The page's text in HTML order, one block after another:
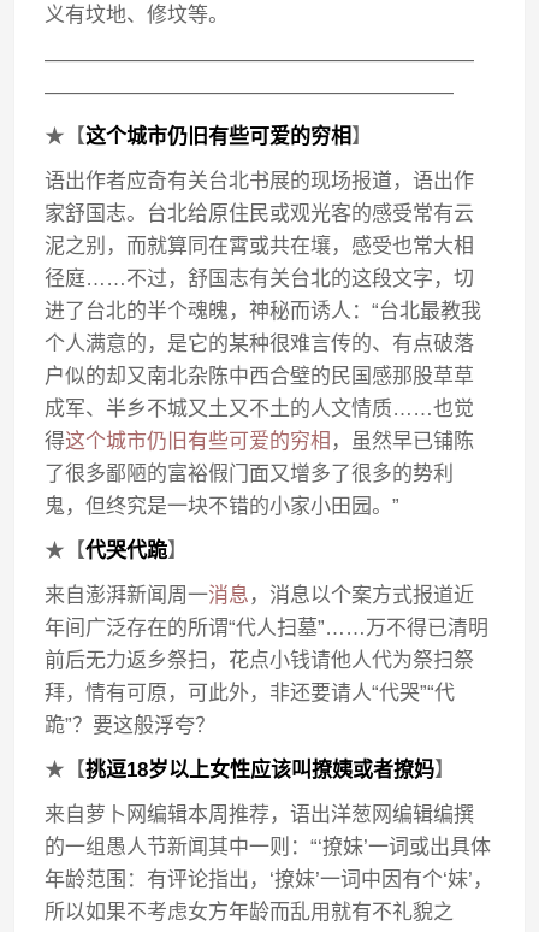
义有坟地、修坟等。
—————————————————————
————————————————————
★【这个城市仍旧有些可爱的穷相】
语出作者应奇有关台北书展的现场报道，语出作
家舒国志。台北给原住民或观光客的感受常有云
泥之别，而就算同在霄或共在壤，感受也常大相
径庭……不过，舒国志有关台北的这段文字，切
进了台北的半个魂魄，神秘而诱人：“台北最教我
个人满意的，是它的某种很难言传的、有点破落
户似的却又南北杂陈中西合璧的民国感那股草草
成军、半乡不城又土又不土的人文情质……也觉
得这个城市仍旧有些可爱的穷相 ，虽然早已铺陈
了很多鄙陋的富裕假门面又增多了很多的势利
鬼，但终究是一块不错的小家小田园。”
★【代哭代跪】
来自澎湃新闻周一消息 ，消息以个案方式报道近
年间广泛存在的所谓“代人扫墓”……万不得已清明
前后无力返乡祭扫，花点小钱请他人代为祭扫祭
拜，情有可原，可此外，非还要请人“代哭”“代
跪”？要这般浮夸？
★【挑逗18岁以上女性应该叫撩姨或者撩妈】
来自萝卜网编辑本周推荐，语出洋葱网编辑编撰
的一组愚人节新闻其中一则：“‘撩妹’一词或出具体
年龄范围：有评论指出，‘撩妹’一词中因有个‘妹’，
所以如果不考虑女方年龄而乱用就有不礼貌之